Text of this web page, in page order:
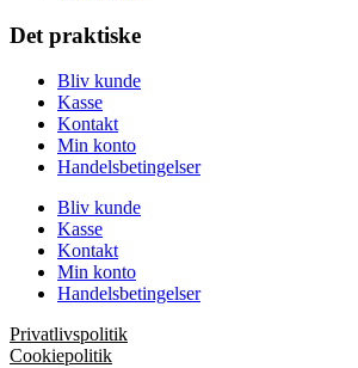
Det praktiske
Bliv kunde
Kasse
Kontakt
Min konto
Handelsbetingelser
Bliv kunde
Kasse
Kontakt
Min konto
Handelsbetingelser
Privatlivspolitik
Cookiepolitik